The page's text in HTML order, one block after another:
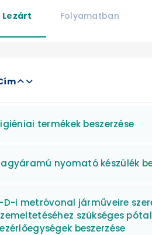
Lezárt Folyamatban
termékek beszerzése
nyomató készülék
D-i metróvonal járműveire
szükséges
beszerzése